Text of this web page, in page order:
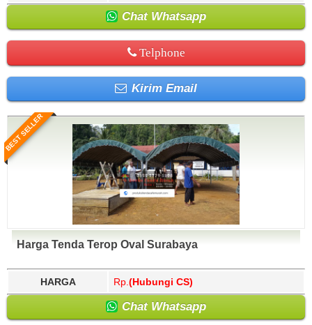
Chat Whatsapp
Telphone
Kirim Email
BEST SELLER
Harga Tenda Terop Oval Surabaya
HARGA Rp. (Hubungi CS)
Chat Whatsapp